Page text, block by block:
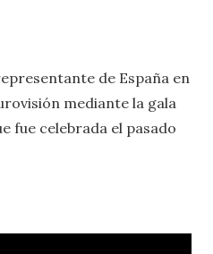
de España en
mediante la gala
fue celebrada el pasado